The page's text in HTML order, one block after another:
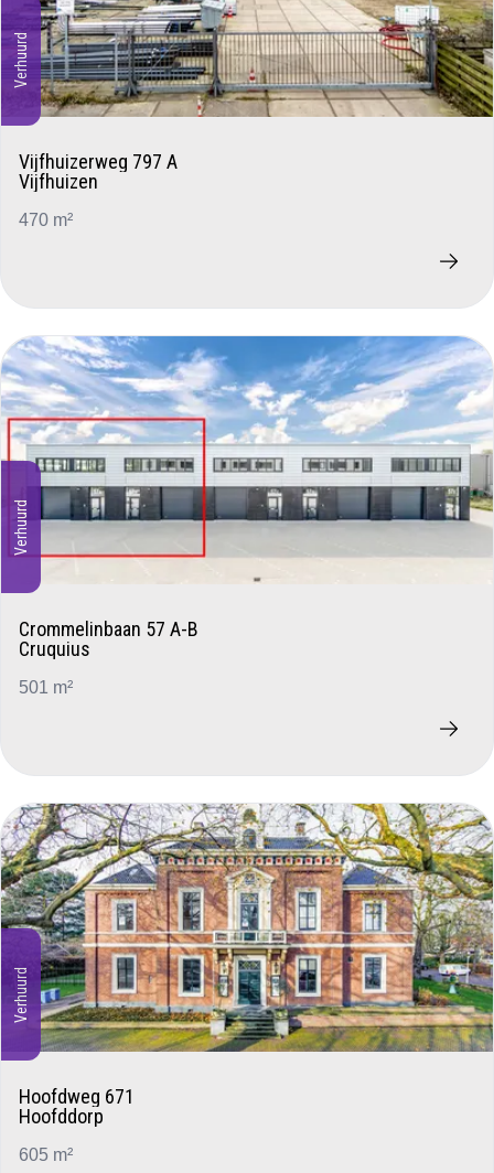
Verhuurd
Vijfhuizerweg 797 A
Vijfhuizen
470 m²
Verhuurd
Crommelinbaan 57 A-B
Cruquius
501 m²
Verhuurd
Hoofdweg 671
Hoofddorp
605 m²